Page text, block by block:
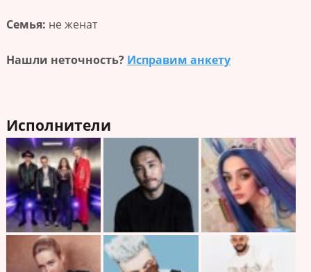
Семья: не женат
Нашли неточность? Исправим анкету
Исполнители